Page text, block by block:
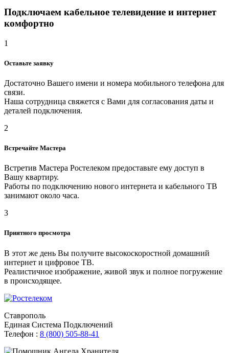
Подключаем кабельное телевидение и интернет
комфортно
1
Оставьте заявку
Достаточно Вашего имени и номера мобильного телефона для
связи.
Наша сотрудница свяжется с Вами для согласования даты и
деталей подключения.
2
Встречайте Мастера
Встретив Мастера Ростелеком предоставьте ему доступ в
Вашу квартиру.
Работы по подключению нового интернета и кабельного ТВ
занимают около часа.
3
Приятного просмотра
В этот же день Вы получите высокоскоростной домашний
интернет и цифровое ТВ.
Реалистичное изображение, живой звук и полное погружение
в происходящее.
Ставрополь
Единая Система Подключений
Телефон : 8 (800) 505-88-41